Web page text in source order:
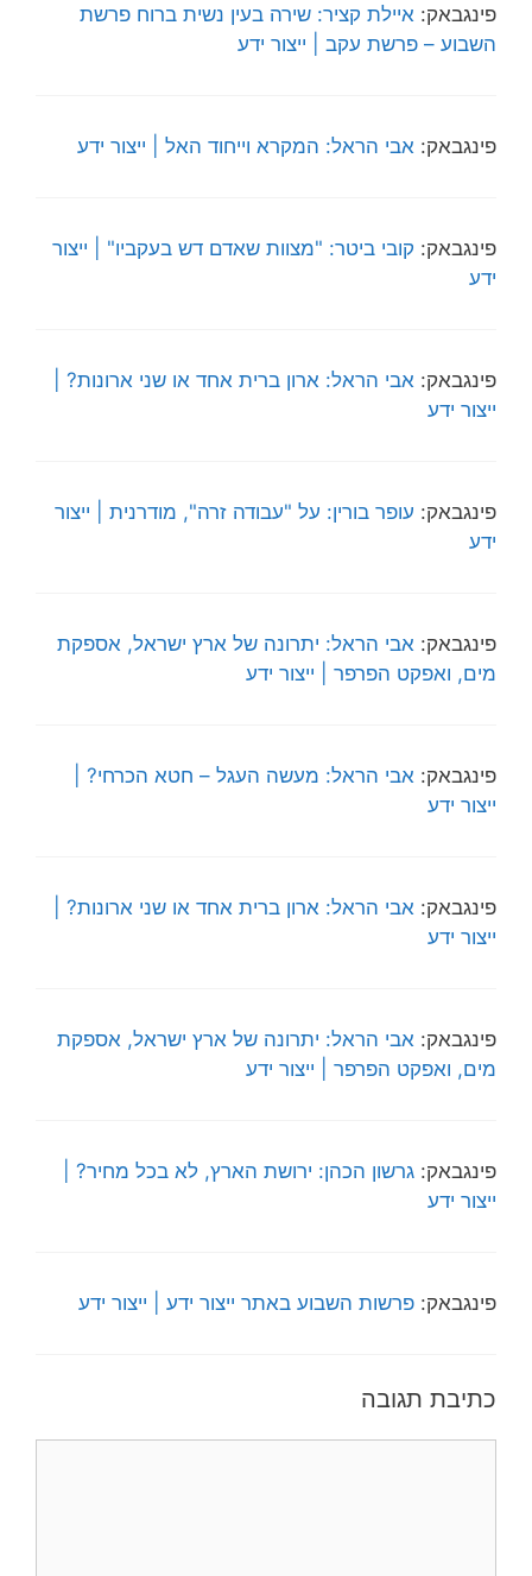
פינגבאק: איילת קציר: שירה בעין נשית ברוח פרשת
השבוע – פרשת עקב | ייצור ידע
פינגבאק: אבי הראל: המקרא וייחוד האל | ייצור ידע
פינגבאק: קובי ביטר: "מצוות שאדם דש בעקביו" | ייצור
ידע
פינגבאק: אבי הראל: ארון ברית אחד או שני ארונות? |
ייצור ידע
פינגבאק: עופר בורין: על "עבודה זרה", מודרנית | ייצור
ידע
פינגבאק: אבי הראל: יתרונה של ארץ ישראל, אספקת
מים, ואפקט הפרפר | ייצור ידע
פינגבאק: אבי הראל: מעשה העגל – חטא הכרחי? |
ייצור ידע
פינגבאק: אבי הראל: ארון ברית אחד או שני ארונות? |
ייצור ידע
פינגבאק: אבי הראל: יתרונה של ארץ ישראל, אספקת
מים, ואפקט הפרפר | ייצור ידע
פינגבאק: גרשון הכהן: ירושת הארץ, לא בכל מחיר? |
ייצור ידע
פינגבאק: פרשות השבוע באתר ייצור ידע | ייצור ידע
כתיבת תגובה